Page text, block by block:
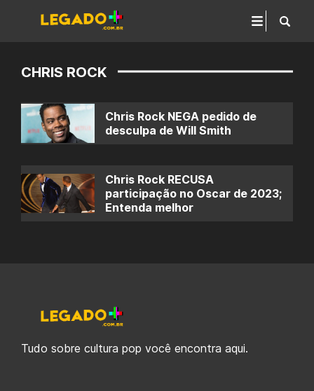
CHRIS ROCK
Chris Rock NEGA pedido de
desculpa de Will Smith
Chris Rock RECUSA
participação no Oscar de 2023;
Entenda melhor
Tudo sobre cultura pop você encontra aqui.